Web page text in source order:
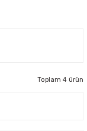
Toplam 4 ürün